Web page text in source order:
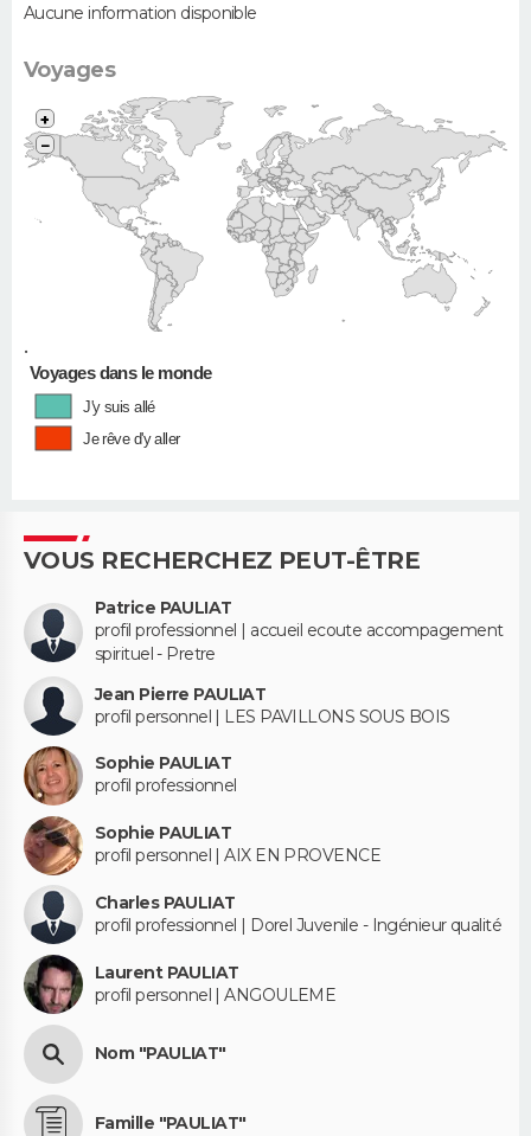
Aucune information disponible
Voyages
•
+
−
Voyages dans le monde
J'y suis allé
Je rêve d'y aller
VOUS RECHERCHEZ PEUT-ÊTRE
Patrice PAULIAT
profil professionnel | accueil ecoute accompagement
spirituel - Pretre
Jean Pierre PAULIAT
profil personnel | LES PAVILLONS SOUS BOIS
Sophie PAULIAT
profil professionnel
Sophie PAULIAT
profil personnel | AIX EN PROVENCE
Charles PAULIAT
profil professionnel | Dorel Juvenile - Ingénieur qualité
Laurent PAULIAT
profil personnel | ANGOULEME
Nom "PAULIAT"
Famille "PAULIAT"